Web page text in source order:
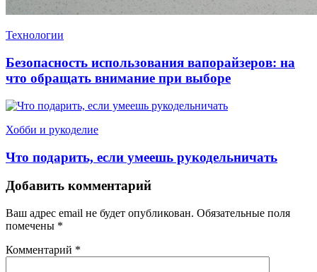
Технологии
Безопасность использования вапорайзеров: на
что обращать внимание при выборе
Хобби и рукоделие
Что подарить, если умеешь рукодельничать
Добавить комментарий
Ваш адрес email не будет опубликован. Обязательные поля
помечены *
Комментарий *